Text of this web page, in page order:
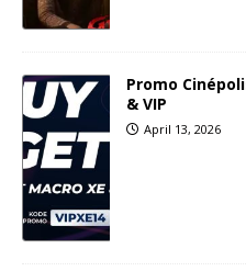
Promo
& VIP
April 13, 2026